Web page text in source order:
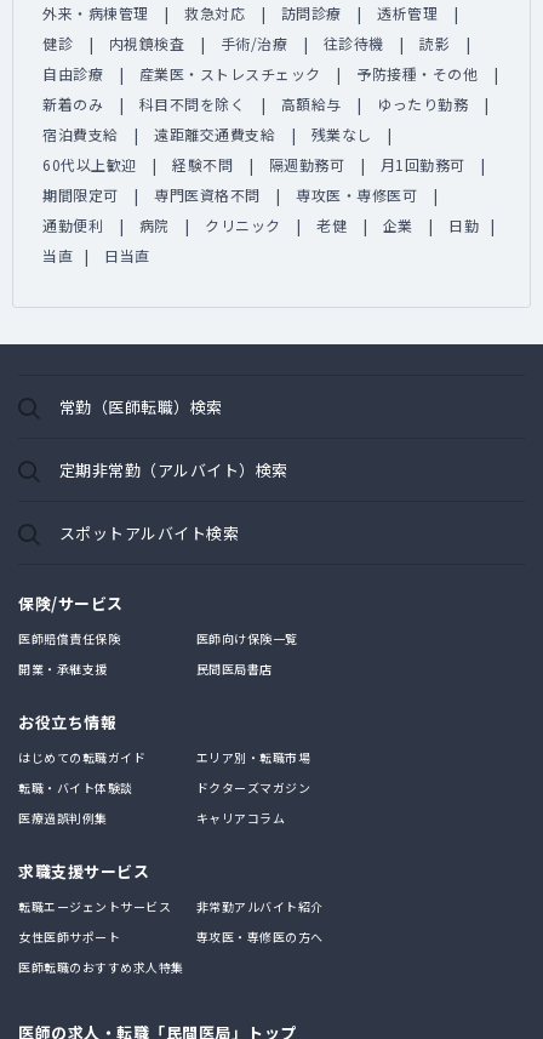
外来・病棟管理 救急対応 訪問診療
透析管理
健診
内視鏡検査 手術/治療 往診待機
読影
自由診療
産業医・ストレスチェック
予防接種・その他
新着のみ
科目不問を除く 高額給与
ゆったり勤務
宿泊費支給
遠距離交通費支給
残業なし
60代以上歓迎
経験不問 隔週勤務可
月1回勤務可
期間限定可
専門医資格不問
専攻医・専修医可
通勤便利
病院 クリニック 老健 企業
日勤
当直
日当直
常勤（医師転職）検索
定期非常勤（アルバイト）検索
スポットアルバイト検索
保険/サービス
医師賠償責任保険
医師向け保険一覧
開業・承継支援
民間医局書店
お役立ち情報
はじめての転職ガイド
エリア別・転職市場
転職・バイト体験談
ドクターズマガジン
医療過誤判例集
キャリアコラム
求職支援サービス
転職エージェントサービス
非常勤アルバイト紹介
女性医師サポート
専攻医・専修医の方へ
医師転職のおすすめ求人特集
医師の求人・転職「民間医局」トップ